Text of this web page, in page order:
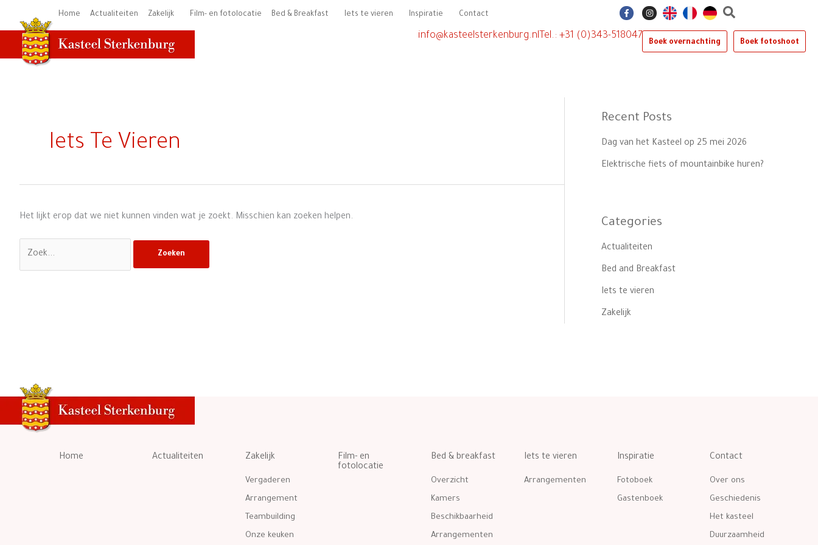
inhoud
Home Actualiteiten Zakelijk Film- en fotolocatie Bed & Breakfast Iets te vieren Inspiratie Contact
F
a
e
I
n
t
a
Boek overnachting Boek fotoshoot
Tel.: +31 (0)343-518047
info@kasteelsterkenburg.nl
Iets Te Vieren
Het lijkt erop dat we niet kunnen vinden wat je zoekt. Misschien kan zoeken helpen.
Recent Posts
Dag van het Kasteel op 25 mei 2026
Elektrische fiets of mountainbike huren?
Categories
Actualiteiten
Bed and Breakfast
Iets te vieren
Zakelijk
Home Actualiteiten Zakelijk
Vergaderen
Arrangement
Teambuilding
Onze keuken
Film- en
fotolocatie
Bed & breakfast
Overzicht
Kamers
Beschikbaarheid
Arrangementen
Iets te vieren
Arrangementen
Inspiratie
Fotoboek
Gastenboek
Contact
Over ons
Geschiedenis
Het kasteel
Duurzaamheid